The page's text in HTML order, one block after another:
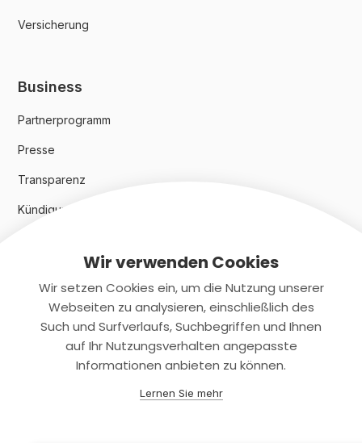
Versicherung
Business
Partnerprogramm
Presse
Transparenz
Kündigungsindex 2024
Rechtliches
Datenschutz
Wir verwenden Cookies
Wir setzen Cookies ein, um die Nutzung unserer
Webseiten zu analysieren, einschließlich des
Such und Surfverlaufs, Suchbegriffen und Ihnen
auf Ihr Nutzungsverhalten angepasste
Informationen anbieten zu können.
Lernen Sie mehr